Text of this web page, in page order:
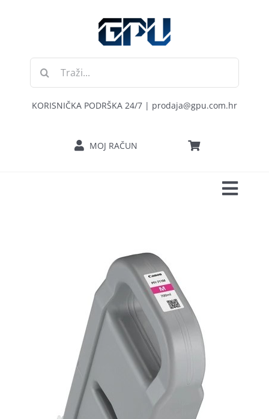
Traži...
KORISNIČKA PODRŠKA 24/7 | prodaja@gpu.com.hr
MOJ RAČUN
KABELI I KONEKTORI
MREŽNA OPREMA